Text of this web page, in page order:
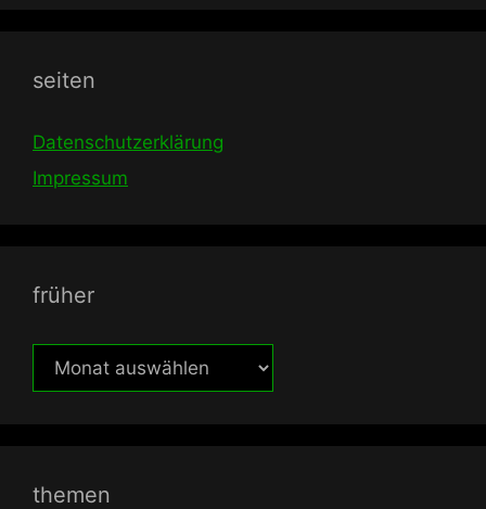
seiten
Datenschutzerklärung
Impressum
früher
früher
themen